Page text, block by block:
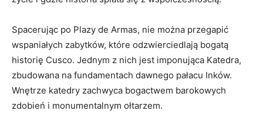
Spacerując po Plazy de Armas, nie można przegapić​
wspaniałych zabytków, które odzwierciedlają bogatą
historię Cusco. Jednym z nich‌ jest imponująca ‌Katedra,
zbudowana na fundamentach ‌dawnego⁣ pałacu Inków.⁢
Wnętrze katedry zachwyca bogactwem barokowych
zdobień i monumentalnym ołtarzem.